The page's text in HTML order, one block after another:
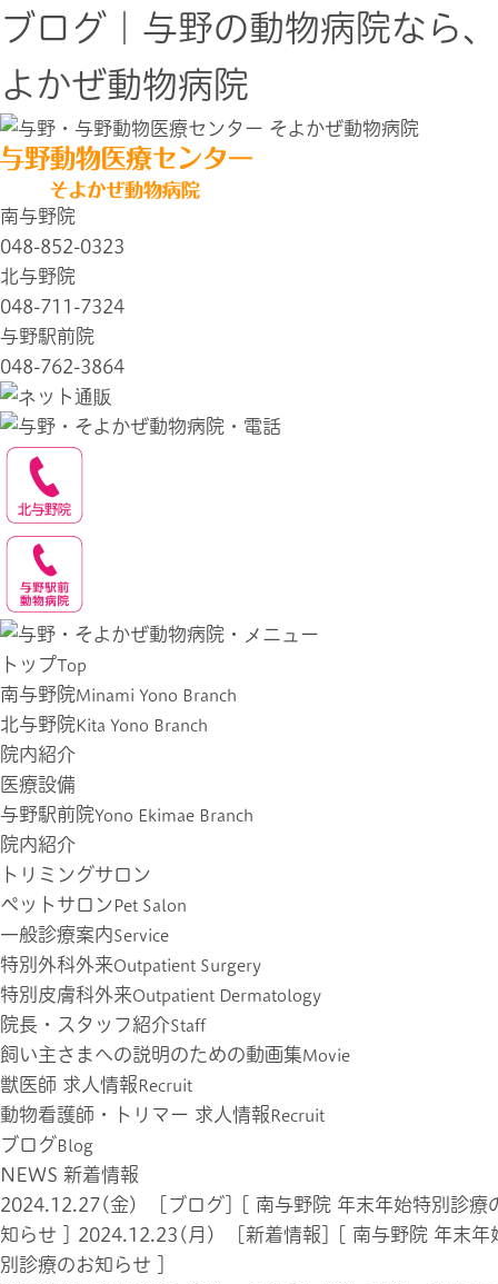
ブログ｜与野の動物病院なら
よかぜ動物病院
南与野院
048-852-0323
北与野院
048-711-7324
与野駅前院
048-762-3864
トップTop
南与野院Minami Yono Branch
北与野院 Kita Yono Branch
院内紹介
医療設備
与野駅前院Yono Ekimae Branch
院内紹介
トリミングサロン
ペットサロン Pet Salon
一般診療案内Service
特別外科外来Outpatient Surgery
特別皮膚科外来Outpatient Dermatology
院長・スタッフ紹介Staff
飼い主さまへの説明のための動画集Movie
獣医師 求人情報 Recruit
動物看護師・トリマー 求人情報 Recruit
ブログBlog
NEWS 新着情報
2024.12.27(金) [ブログ]
南与野院 年末年始特別診療
知らせ
2024.12.23(月) [新着情報]
[ 南与野院 年末年
別診療のお知らせ ]